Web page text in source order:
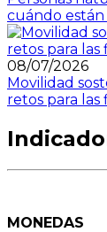
cuándo
08/07/2026
Movilidad
retos para las
MONEDAS